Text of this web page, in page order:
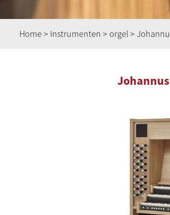
Home > Instrumenten > orgel>